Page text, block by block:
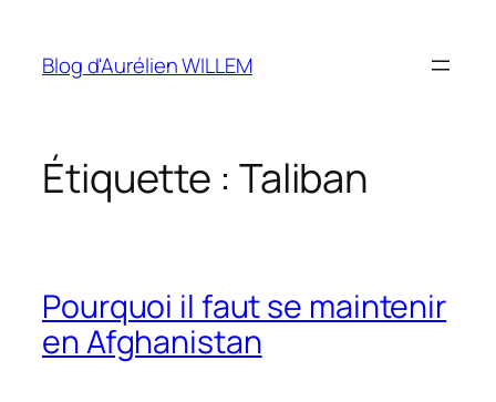
contenu
Blog d'Aurélien WILLEM
Étiquette : Taliban
Pourquoi il faut se maintenir
en Afghanistan